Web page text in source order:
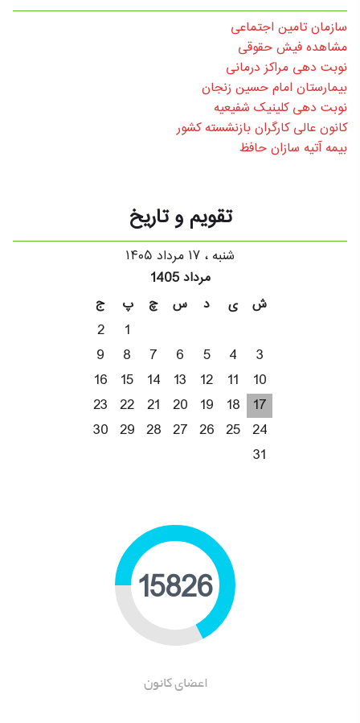
سازمان تامین اجتماعی
مشاهده فیش حقوقی
نوبت دهی مراکز درمانی
بیمارستان امام حسین زنجان
نوبت دهی کلینیک شفیعیه
کانون عالی کارگران بازنشسته کشور
بیمه آتیه سازان حافظ
تقویم و تاریخ
شنبه ، ۱۷ مرداد ۱۴۰۵
مرداد 1405
ج
پ چ س د ی
ش
2
1
9
8 7 6 5 4
3
16
15 14 13 12 11
10
23 22 21 20 19 18
17
30 29 28 27 26 25 24
31
19680
اعضای کانون